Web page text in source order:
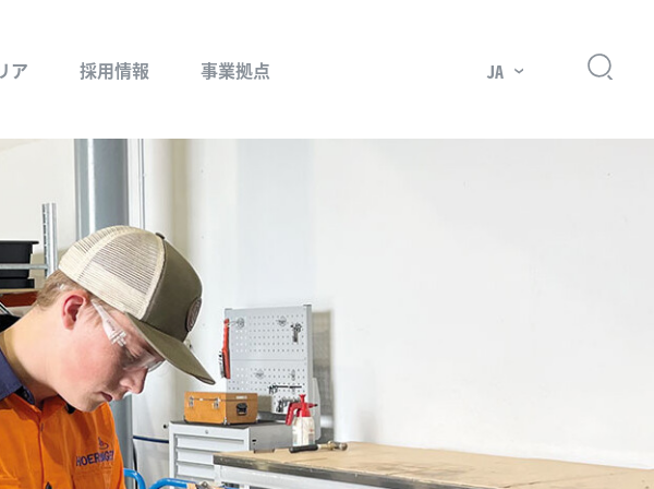
セーフティ
空気・産業用コンプレッサー用部品
産業分野・当社の主要市場
財団
ア 採用情報 事業拠点 JA